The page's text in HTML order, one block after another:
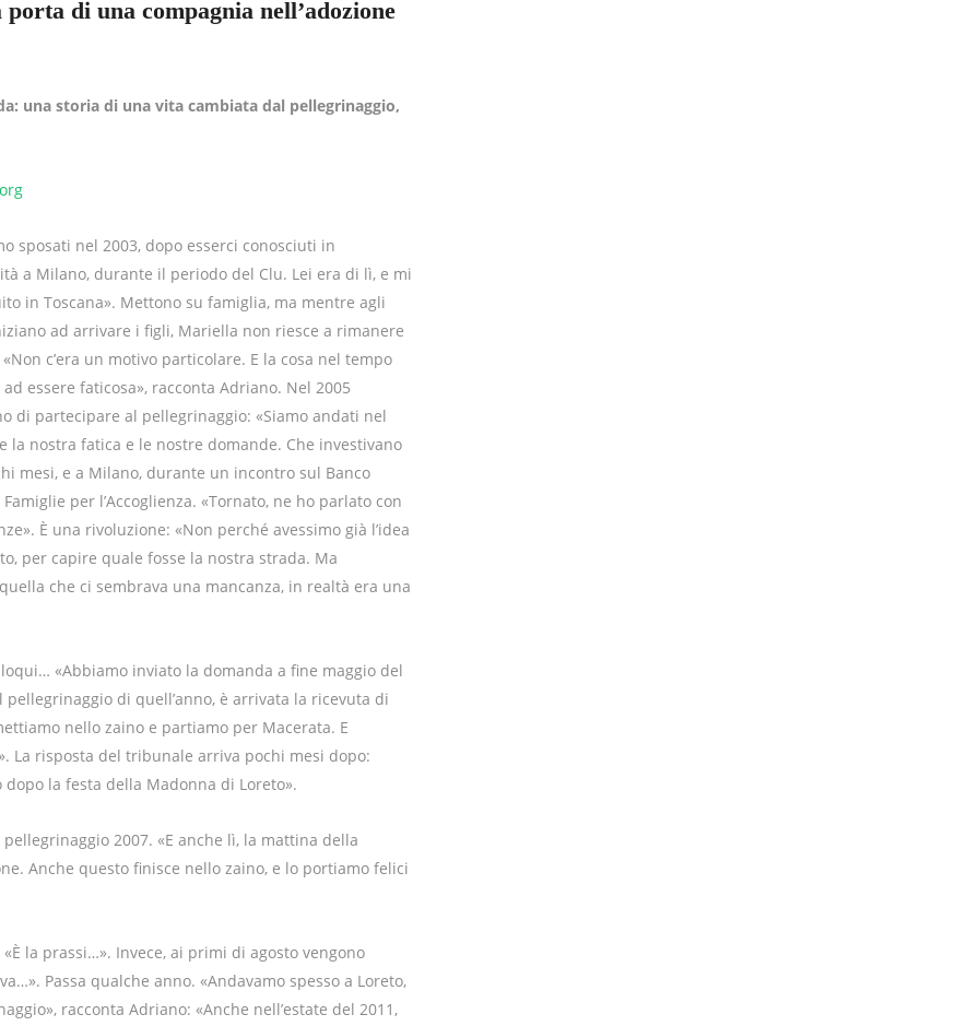
di una compagnia nell’adozione
una storia di una vita cambiata dal pellegrinaggio,
sposati nel 2003, dopo esserci conosciuti in
a Milano, durante il periodo del Clu. Lei era di lì, e mi
in Toscana». Mettono su famiglia, ma mentre agli
ad arrivare i figli, Mariella non riesce a rimanere
c’era un motivo particolare. E la cosa nel tempo
essere faticosa», racconta Adriano. Nel 2005
di partecipare al pellegrinaggio: «Siamo andati nel
nostra fatica e le nostre domande. Che investivano
mesi, e a Milano, durante un incontro sul Banco
per l’Accoglienza. «Tornato, ne ho parlato con
È una rivoluzione: «Non perché avessimo già l’idea
per capire quale fosse la nostra strada. Ma
che ci sembrava una mancanza, in realtà era una
«Abbiamo inviato la domanda a fine maggio del
di quell’anno, è arrivata la ricevuta di
nello zaino e partiamo per Macerata. E
La risposta del tribunale arriva pochi mesi dopo:
la festa della Madonna di Loreto».
2007. «E anche lì, la mattina della
Anche questo finisce nello zaino, e lo portiamo felici
la prassi…». Invece, ai primi di agosto vengono
Passa qualche anno. «Andavamo spesso a Loreto,
racconta Adriano: «Anche nell’estate del 2011,